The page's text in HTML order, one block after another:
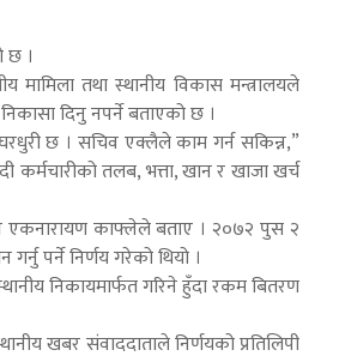
छ ।
मामिला तथा स्थानीय विकास मन्त्रालयले
दिनु नपर्ने बताएको छ ।
छ । सचिव एक्लैले काम गर्न सकिन्न,”
कर्मचारीको तलब, भत्ता, खान र खाजा खर्च
एकनारायण काफ्लेले बताए । २०७२ पुस २
पर्ने निर्णय गरेको थियो ।
निकायमार्फत गरिने हुँदा रकम बितरण
खबर संवाददाताले निर्णयको प्रतिलिपी